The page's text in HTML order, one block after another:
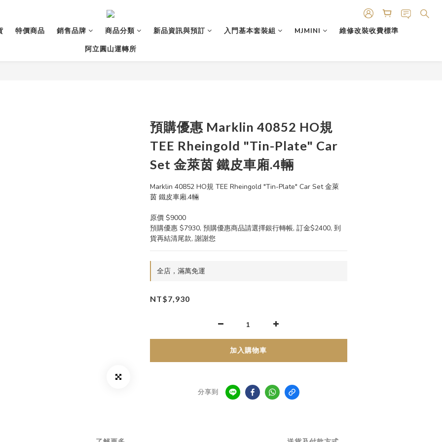
特價商品 銷售品牌 商品分類 新品資訊與預訂 入門基本套裝組 MJMINI
維修改裝收費標準
阿立圓山運轉所
預購優惠 Marklin 40852 HO規
TEE Rheingold "Tin-Plate" Car
Set 金萊茵 鐵皮車廂.4輛
Marklin 40852 HO規 TEE Rheingold "Tin-Plate" Car Set 金萊
茵 鐵皮車廂.4輛
原價 $9000
預購優惠 $7930, 預購優惠商品請選擇銀行轉帳, 訂金$2400, 到
貨再結清尾款, 謝謝您
全店，滿萬免運
NT$7,930
加入購物車
分享到